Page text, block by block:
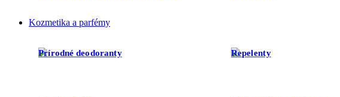
Kozmetika a parfémy
Prírodné deodoranty Repelenty